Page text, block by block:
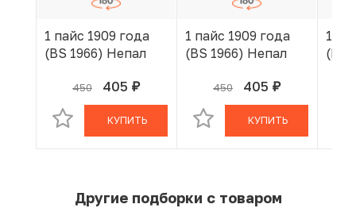
1 пайс 1909 года
(BS 1966) Непал
450 405 руб.
В КОРЗИНЕ
КУПИТЬ
1 пайс 1909 года
(BS 1966) Непал
450 405 руб.
В КОРЗИНЕ
КУПИТЬ
1
(BS
Другие подборки с товаром